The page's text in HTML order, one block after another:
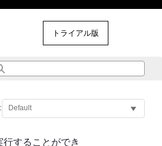
トライアル版
することができ